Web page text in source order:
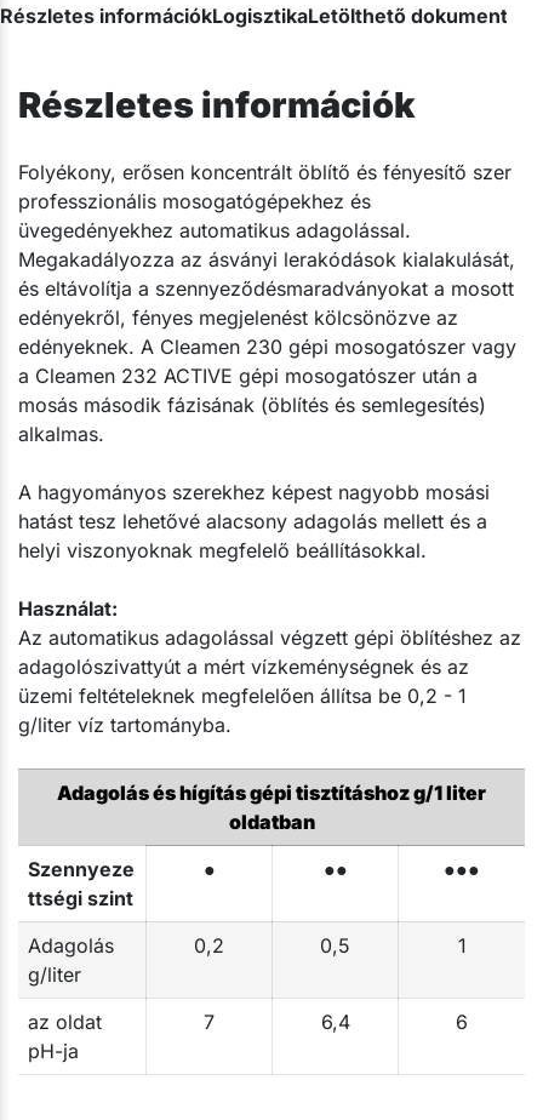
Részletes információkLogisztikaLetölthető
Részletes információk
Folyékony, erősen koncentrált öblítő és fényesítő szer
professzionális mosogatógépekhez és
üvegedényekhez automatikus adagolással.
Megakadályozza az ásványi lerakódások kialakulását,
és eltávolítja a szennyeződésmaradványokat a mosott
edényekről, fényes megjelenést kölcsönözve az
edényeknek. A Cleamen 230 gépi mosogatószer vagy
a Cleamen 232 ACTIVE gépi mosogatószer után a
mosás második fázisának (öblítés és semlegesítés)
alkalmas.
A hagyományos szerekhez képest nagyobb mosási
hatást tesz lehetővé alacsony adagolás mellett és a
helyi viszonyoknak megfelelő beállításokkal.
Használat:
Az automatikus adagolással végzett gépi öblítéshez az
adagolószivattyút a mért vízkeménységnek és az
üzemi feltételeknek megfelelően állítsa be 0,2 - 1
g/liter víz tartományba.
Adagolás és hígítás gépi tisztításhoz g/1 liter
oldatban
Szennyeze
ttségi szint
● ●● ●●●
Adagolás
g/liter
0,2 0,5 1
az oldat
pH-ja
7 6,4 6